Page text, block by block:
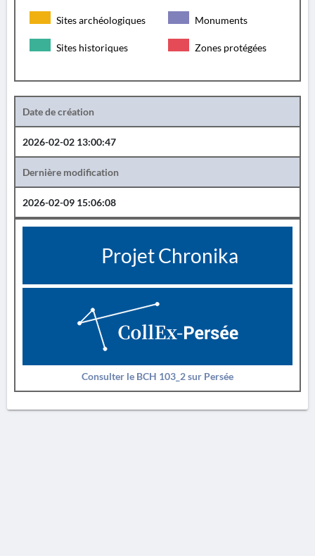
Sites archéologiques Monuments
Sites historiques Zones protégées
Date de création
2026-02-02 13:00:47
Dernière modification
2026-02-09 15:06:08
Projet Chronika
Consulter le BCH 103_2 sur Persée